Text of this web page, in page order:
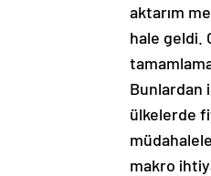
aktarım
hale geldi.
Bunlardan
ülkelerde
makro